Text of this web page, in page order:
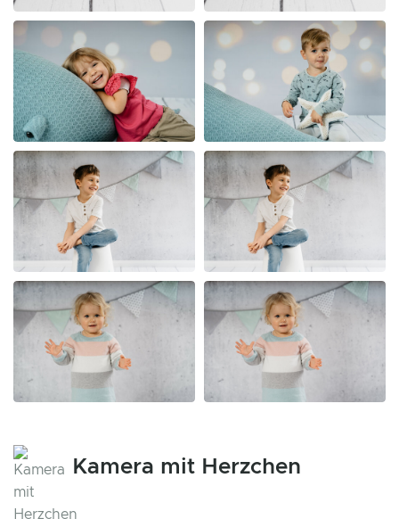
Kamera mit Herzchen